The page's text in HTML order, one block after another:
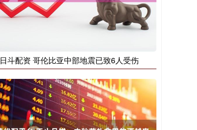
日斗配资 哥伦比亚中部地震已致6人受伤